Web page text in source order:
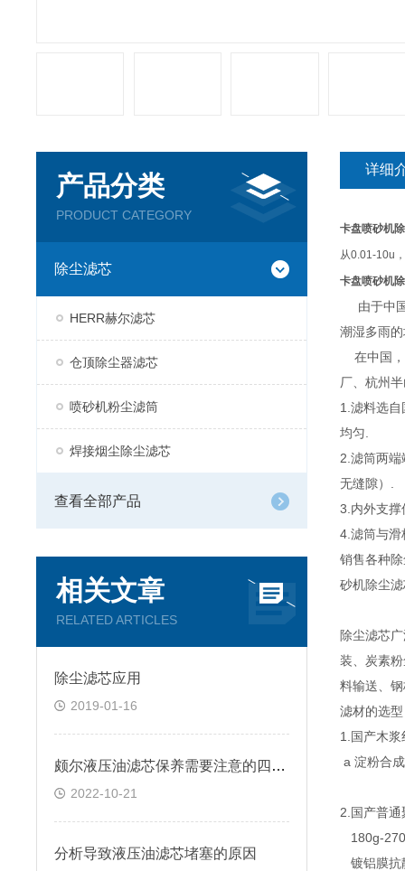
产品分类
PRODUCT CATEGORY
除尘滤芯
HERR赫尔滤芯
仓顶除尘器滤芯
喷砂机粉尘滤筒
焊接烟尘除尘滤芯
查看全部产品
相关文章
RELATED ARTICLES
除尘滤芯应用
2019-01-16
颇尔液压油滤芯保养需要注意的四方面
2022-10-21
分析导致液压油滤芯堵塞的原因
详细
卡盘喷砂机
从0.01-10u
卡盘喷砂机
由于中国
潮湿多雨
在中国，
厂、杭州
1.滤料选
均匀.
2.滤筒两
无缝隙）.
3.内外支
4.滤筒与
销售各种
砂机除尘
除尘滤芯
装、炭素
料输送、
滤材的选型
1.国产木
a 淀粉合
2.国产普
180g-
镀铝膜抗